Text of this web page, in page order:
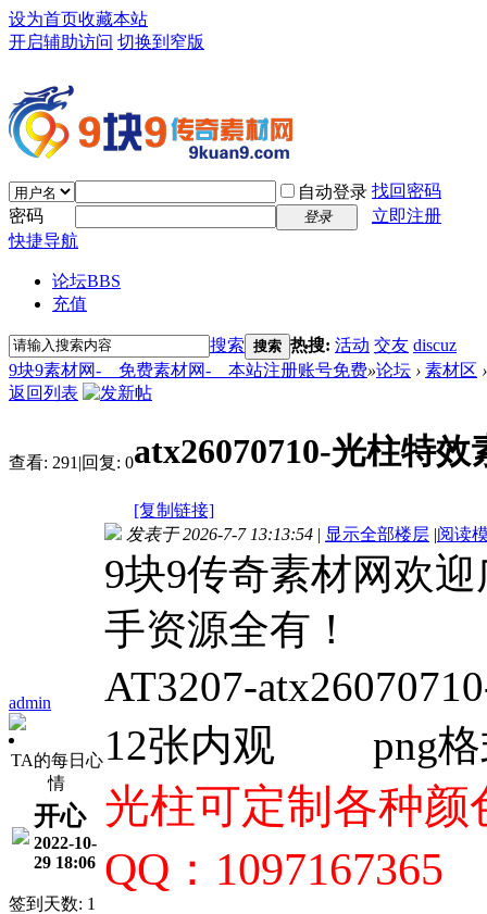
设为首页收藏本站
开启辅助访问 切换到窄版
自动登录 找回密码
密码
登录
立即注册
快捷导航
论坛BBS
充值
搜索 搜索 热搜: 活动 交友 discuz
9块9素材网-＿免费素材网-＿本站注册账号免费»论坛 › 素材区 ›
返回列表
查看: 291 |回复: 0atx26070710-光柱特效
[复制链接]
admin
TA的每日心
情
开心
2022-10-
29 18:06
签到天数: 1
发表于 2026-7-7 13:13:54 | 显示全部楼层 |阅读
9块9传奇素材网欢
手资源全有！
AT3207-
12张内观 png
光柱可定制各种
QQ：1097167365